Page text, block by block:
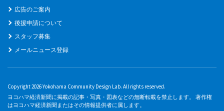
広告のご案内
後援申請について
スタッフ募集
メールニュース登録
Copyright 2026 Yokohama Community Design Lab. All rights reserved.
ヨコハマ経済新聞に掲載の記事・写真・図表などの無断転載を禁止します。 著作権
はヨコハマ経済新聞またはその情報提供者に属します。